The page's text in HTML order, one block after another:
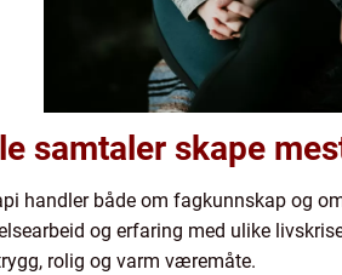
samtaler skape
handler både om fagkunnskap og
og erfaring med ulike
rolig og varm væremåte.